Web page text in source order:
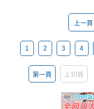
上一頁
1 2 3 4
第一頁 上10頁